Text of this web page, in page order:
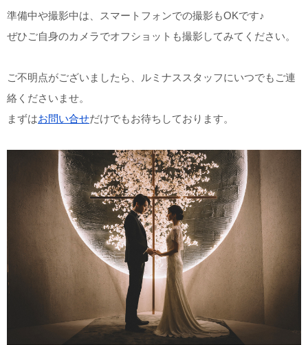
準備中や撮影中は、スマートフォンでの撮影もOKです♪
ぜひご自身のカメラでオフショットも撮影してみてください。
ご不明点がございましたら、ルミナススタッフにいつでもご連
絡くださいませ。
まずはお問い合せだけでもお待ちしております。